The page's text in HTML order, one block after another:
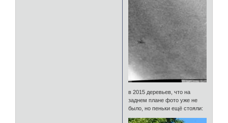
в 2015 деревьев, что на
заднем плане фото уже не
было, но пеньки ещё стояли: